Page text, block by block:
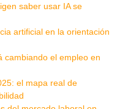
saber usar IA se
artificial en la orientación
cambiando el empleo en
el mapa real de